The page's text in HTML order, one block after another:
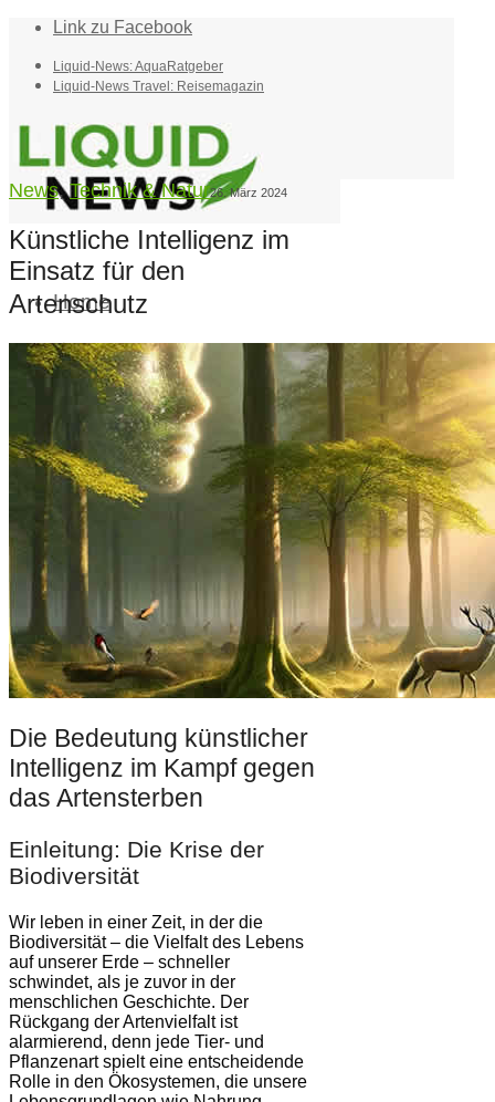
Link zu Facebook
Liquid-News: AquaRatgeber
Liquid-News Travel: Reisemagazin
Home
Suche
Menü
News,Technik & Natur26. März 2024
Künstliche Intelligenz im
Einsatz für den
Artenschutz
Die Bedeutung künstlicher
Intelligenz im Kampf gegen
das Artensterben
Einleitung: Die Krise der
Biodiversität
Wir leben in einer Zeit, in der die
Biodiversität – die Vielfalt des Lebens
auf unserer Erde – schneller
schwindet, als je zuvor in der
menschlichen Geschichte. Der
Rückgang der Artenvielfalt ist
alarmierend, denn jede Tier- und
Pflanzenart spielt eine entscheidende
Rolle in den Ökosystemen, die unsere